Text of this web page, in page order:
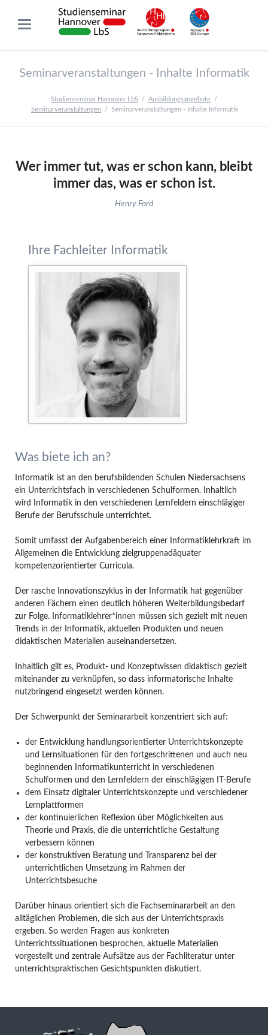
Seminarveranstaltungen - Inhalte Informatik
Studienseminar Hannover LbS
Ausbildungsangebote
Seminarveranstaltungen
Seminarveranstaltungen - Inhalte Informatik
Wer immer tut, was er schon kann, bleibt
immer das, was er schon ist.
Henry Ford
Ihre Fachleiter Informatik
Was biete ich an?
Informatik ist an den berufsbildenden Schulen Niedersachsens
ein Unterrichtsfach in verschiedenen Schulformen. Inhaltlich
wird Informatik in den verschiedenen Lernfeldern einschlägiger
Berufe der Berufsschule unterrichtet.
Somit umfasst der Aufgabenbereich einer Informatiklehrkraft im
Allgemeinen die Entwicklung zielgruppenadäquater
kompetenzorientierter Curricula.
Der rasche Innovationszyklus in der Informatik hat gegenüber
anderen Fächern einen deutlich höheren Weiterbildungsbedarf
zur Folge. Informatiklehrer*innen müssen sich gezielt mit neuen
Trends in der Informatik, aktuellen Produkten und neuen
didaktischen Materialien auseinandersetzen.
Inhaltlich gilt es, Produkt- und Konzeptwissen didaktisch gezielt
miteinander zu verknüpfen, so dass informatorische Inhalte
nutzbringend eingesetzt werden können.
Der Schwerpunkt der Seminararbeit konzentriert sich auf:
der Entwicklung handlungsorientierter Unterrichtskonzepte
und Lernsituationen für den fortgeschrittenen und auch neu
beginnenden Informatikunterricht in verschiedenen
Schulformen und den Lernfeldern der einschlägigen IT-Berufe
dem Einsatz digitaler Unterrichtskonzepte und verschiedener
Lernplattformen
der kontinuierlichen Reflexion über Möglichkeiten aus
Theorie und Praxis, die die unterrichtliche Gestaltung
verbessern können
der konstruktiven Beratung und Transparenz bei der
unterrichtlichen Umsetzung im Rahmen der
Unterrichtsbesuche
Darüber hinaus orientiert sich die Fachseminararbeit an den
alltäglichen Problemen, die sich aus der Unterrichtspraxis
ergeben. So werden Fragen aus konkreten
Unterrichtssituationen besprochen, aktuelle Materialien
vorgestellt und zentrale Aufsätze aus der Fachliteratur unter
unterrichtspraktischen Gesichtspunkten diskutiert.